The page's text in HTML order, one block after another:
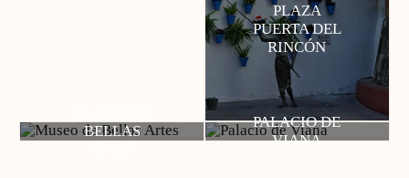
PLAZA
PUERTA DEL
RINCÓN
BELLAS
PALACIO DE
VIANA